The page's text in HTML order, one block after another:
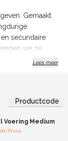
Gemaakt
secundaire
we ze
broodnodige
Lees meer
Productcode
u voor
Medium
Piece